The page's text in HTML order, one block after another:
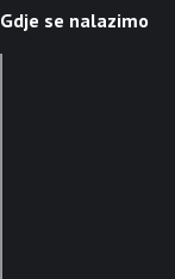
Gdje se nalazimo